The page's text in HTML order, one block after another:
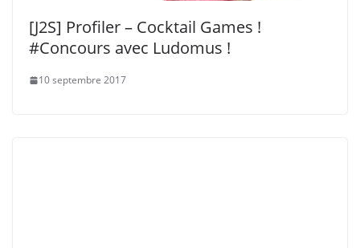
[J2S] Profiler – Cocktail Games !
#Concours avec Ludomus !
10 septembre 2017